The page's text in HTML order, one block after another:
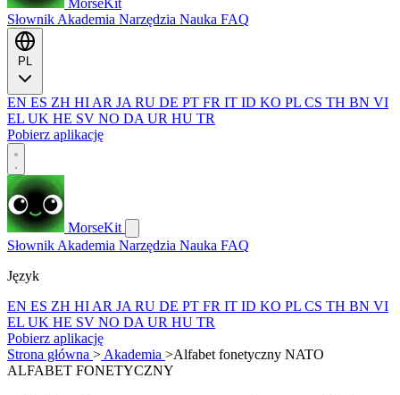
MorseKit
Słownik Akademia Narzędzia Nauka FAQ
EN ES ZH HI AR JA RU DE PT FR IT ID KO PL CS TH BN VI
EL UK HE SV NO DA UR HU TR
Pobierz aplikację
MorseKit
Słownik Akademia Narzędzia Nauka FAQ
Język
EN ES ZH HI AR JA RU DE PT FR IT ID KO PL CS TH BN VI
EL UK HE SV NO DA UR HU TR
Pobierz aplikację
Strona główna > Akademia >Alfabet fonetyczny NATO
ALFABET FONETYCZNY